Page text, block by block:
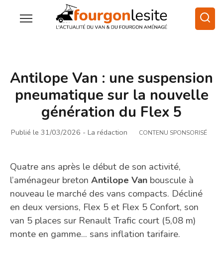
Antilope Van : une suspension
pneumatique sur la nouvelle
génération du Flex 5
Publié le 31/03/2026 - La rédaction CONTENU SPONSORISÉ
Quatre ans après le début de son activité,
l’aménageur breton Antilope Van bouscule à
nouveau le marché des vans compacts. Décliné
en deux versions, Flex 5 et Flex 5 Confort, son
van 5 places sur Renault Trafic court (5,08 m)
monte en gamme... sans inflation tarifaire.